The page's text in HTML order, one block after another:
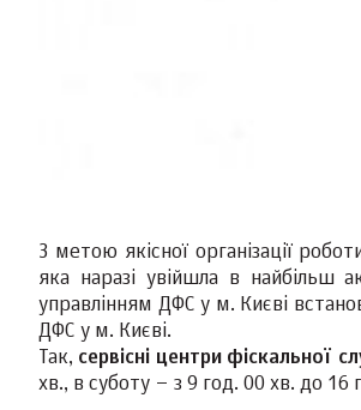
З метою якісної організації
яка наразі увійшла в найбільш
управлінням ДФС у м. Києві
ДФС у м. Києві.
Так, сервісні центри фіскальної
хв., в суботу – з 9 год. 00 хв. до 16